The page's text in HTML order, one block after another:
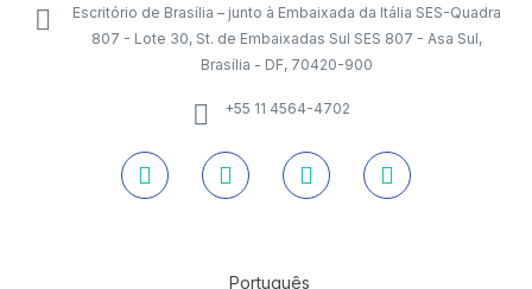
Escritório de Brasília – junto à Embaixada da Itália SES-Quadra
807 - Lote 30, St. de Embaixadas Sul SES 807 - Asa Sul,
Brasília - DF, 70420-900
+55 11 4564-4702
Português